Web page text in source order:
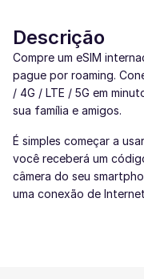
Descrição
Compre um eSIM
pague por roaming.
/ 4G / LTE / 5G em
sua família e amigos.
É simples começar a
você receberá um
câmera do seu
uma conexão de